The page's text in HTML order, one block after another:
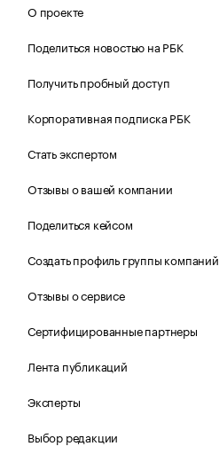
О проекте
Поделиться новостью на РБК
Получить пробный доступ
Корпоративная подписка РБК
Стать экспертом
Отзывы о вашей компании
Поделиться кейсом
Создать профиль группы компаний
Отзывы о сервисе
Сертифицированные партнеры
Лента публикаций
Эксперты
Выбор редакции